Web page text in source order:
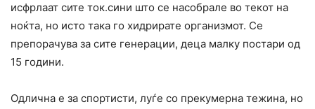
исфрлаат сите ток.сини што се насобрале во текот на
ноќта, но исто така го хидрирате организмот. Се
препорачува за сите генерации, деца малку постари од
15 години.
Одлична е за спортисти, луѓе со прекумерна тежина, но